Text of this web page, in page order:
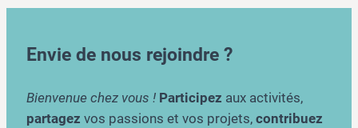
Envie de nous rejoindre ?
Bienvenue chez vous ! Participez aux activités,
partagez vos passions et vos projets, contribuez